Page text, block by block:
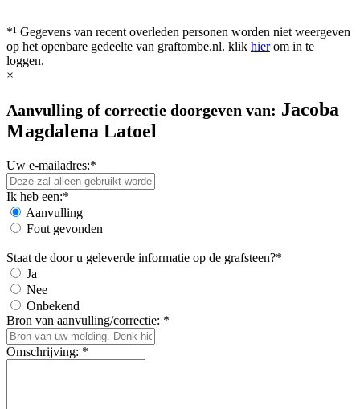
*¹ Gegevens van recent overleden personen worden niet weergeven
op het openbare gedeelte van graftombe.nl. klik hierom in te
loggen.
×
Aanvulling of correctie doorgeven van: Jacoba
Magdalena Latoel
Uw e-mailadres:*
Ik heb een:*
Aanvulling
Fout gevonden
Staat de door u geleverde informatie op de grafsteen?*
Ja
Nee
Onbekend
Bron van aanvulling/correctie: *
Omschrijving: *